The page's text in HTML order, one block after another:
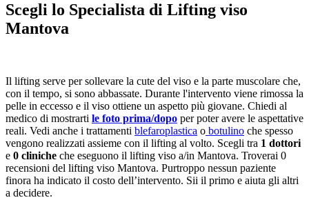
Scegli lo Specialista di Lifting viso
Mantova
Il lifting serve per sollevare la cute del viso e la parte muscolare che,
con il tempo, si sono abbassate. Durante l'intervento viene rimossa la
pelle in eccesso e il viso ottiene un aspetto più giovane. Chiedi al
medico di mostrarti le foto prima/dopo per poter avere le aspettative
reali. Vedi anche i trattamenti blefaroplastica o botulino che spesso
vengono realizzati assieme con il lifting al volto. Scegli tra 1 dottori
e 0 cliniche che eseguono il lifting viso a/in Mantova. Troverai 0
recensioni del lifting viso Mantova. Purtroppo nessun paziente
finora ha indicato il costo dell’intervento. Sii il primo e aiuta gli altri
a decidere.